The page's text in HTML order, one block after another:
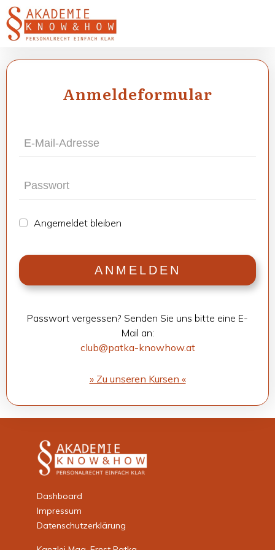
Anmel­de­for­mu­lar
Ange­mel­det blei­ben
ANMEL­DEN
Pass­wort ver­ges­sen? Sen­den Sie uns bitte eine E-
Mail an:
club@patka-knowhow.at
» Zu unse­ren Kur­sen «
Dashboard
Impressum
Datenschutzerklärung